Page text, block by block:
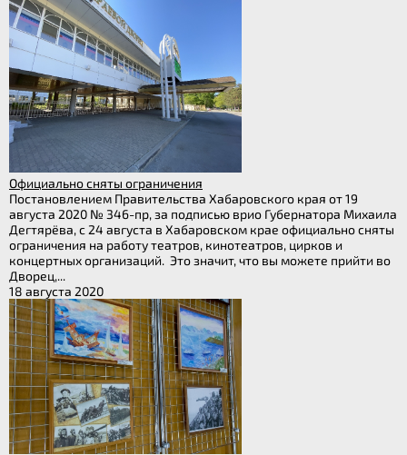
Официально сняты ограничения
Постановлением Правительства Хабаровского края от 19
августа 2020 № 346-пр, за подписью врио Губернатора Михаила
Дегтярёва, с 24 августа в Хабаровском крае официально сняты
ограничения на работу театров, кинотеатров, цирков и
концертных организаций. Это значит, что вы можете прийти во
Дворец,...
18 августа 2020